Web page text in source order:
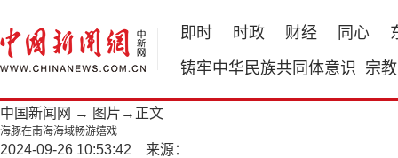
即时 时政 财经 同心
铸牢中华民族共同体意识 宗教
中国新闻网 → 图片 →正文
海豚在南海海域畅游嬉戏
2024-09-26 10:53:42 来源：